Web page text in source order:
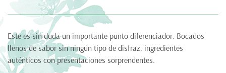
Este es sin duda un importante punto diferenciador. Bocados
llenos de sabor sin ningún tipo de disfraz, ingredientes
auténticos con presentaciones sorprendentes.